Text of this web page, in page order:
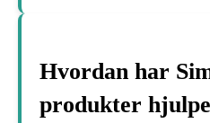
Hvordan har
produkter